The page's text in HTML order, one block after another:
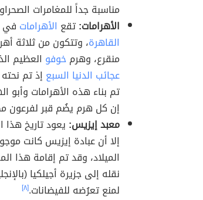
مناسبة جداً للمغامرات
الأهرامات:تقع الأهرامات في
القاهرة، وتتكون من ثلاثة
منقرع، وهرمخوفو العظيم
عجائب الدنيا السبع إذ تم
إن كل هرم يضُم قبر لفرعون
معبد إيزيس:
إلا أن عبادة إيزيس كانت
الميلاد، وقد تم إقامة هذا
لمنع تعرُضه للفيضانات.[٨]